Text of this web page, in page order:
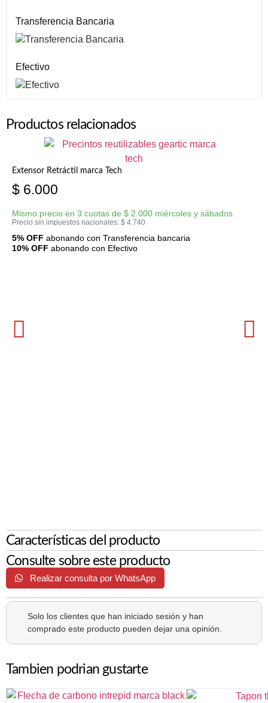
Transferencia Bancaria
Efectivo
Productos relacionados
Extensor Retráctil marca Tech
$ 6.000
Mismo precio en 3 cuotas de $ 2.000 miércoles y sábados
Precio sin impuestos nacionales: $ 4.740
5% OFF abonando con Transferencia bancaria
10% OFF abonando con Efectivo
Características del producto
Consulte sobre este producto
Realizar consulta por WhatsApp
Solo los clientes que han iniciado sesión y han
comprado este producto pueden dejar una opinión.
Tambien podrian gustarte